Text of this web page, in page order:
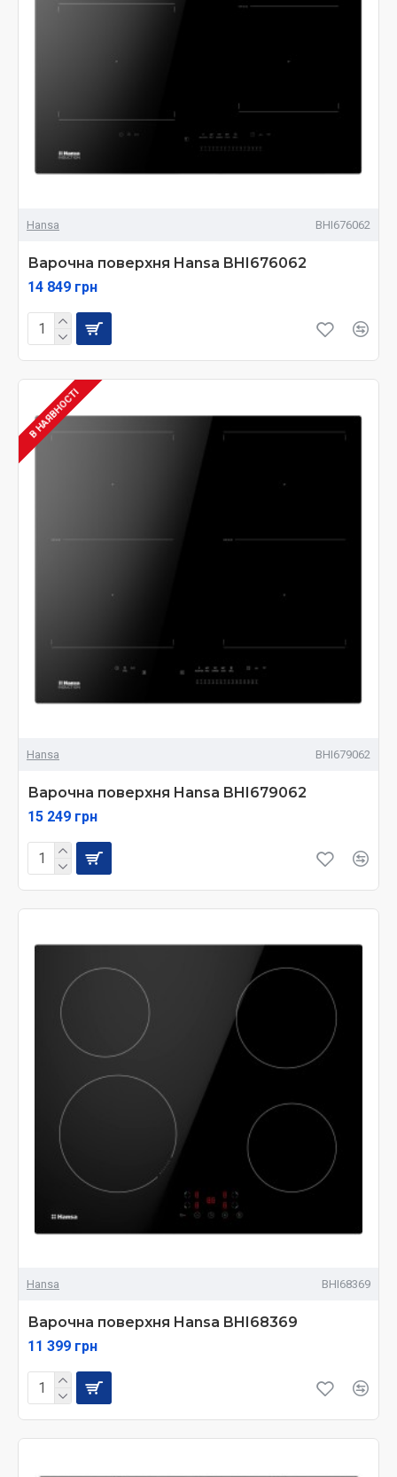
Hansa BHI676062
Варочна поверхня Hansa BHI676062
14 849 грн
В НАЯВНОСТІ
Hansa BHI679062
Варочна поверхня Hansa BHI679062
15 249 грн
Hansa BHI68369
Варочна поверхня Hansa BHI68369
11 399 грн